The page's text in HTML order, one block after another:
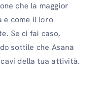
che la maggior
e come il loro
Se ci fai caso,
sottile che Asana
della tua attività.